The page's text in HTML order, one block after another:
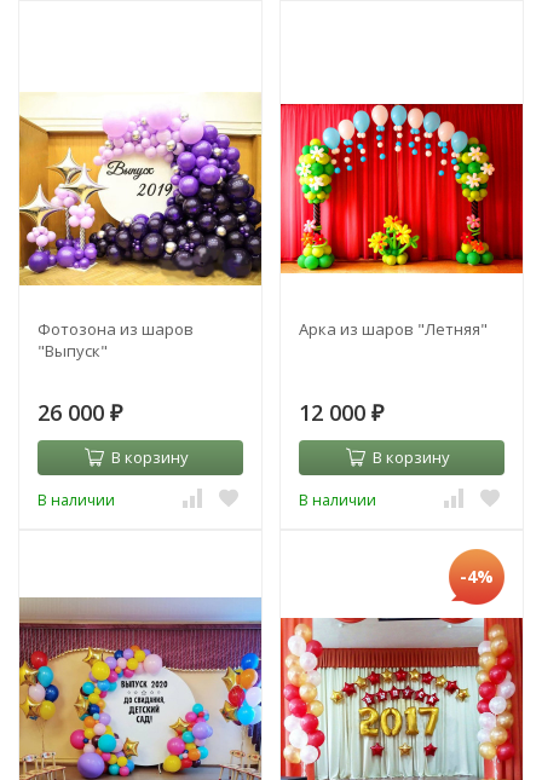
Фотозона из шаров
"Выпуск"
26 000 ₽
В корзину
В наличии
Арка из шаров "Летняя"
12 000 ₽
В корзину
В наличии
-4%